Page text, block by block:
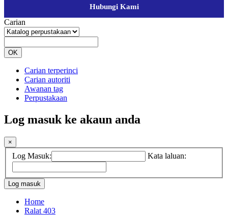
Hubungi Kami
Carian
OK
Carian terperinci
Carian autoriti
Awanan tag
Perpustakaan
Log masuk ke akaun anda
×
Log Masuk: Kata laluan:
Home
Ralat 403